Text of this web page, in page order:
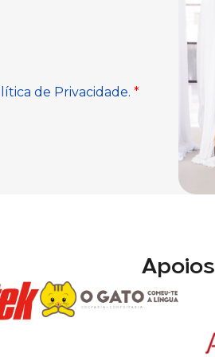
Apoios